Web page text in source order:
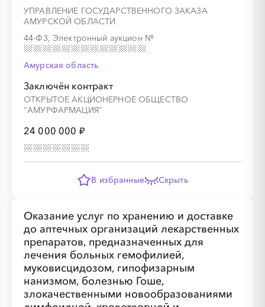
УПРАВЛЕНИЕ ГОСУДАРСТВЕННОГО ЗАКАЗА
АМУРСКОЙ ОБЛАСТИ
44-ФЗ, Электронный аукцион №
Амурская область
Заключён контракт
ОТКРЫТОЕ АКЦИОНЕРНОЕ ОБЩЕСТВО
"АМУРФАРМАЦИЯ"
24 000 000 ₽
В избранные Скрыть
Оказание услуг по хранению и доставке
до аптечных организаций лекарственных
препаратов, предназначенных для
лечения больных гемофилией,
муковисцидозом, гипофизарным
нанизмом, болезнью Гоше,
злокачественными новообразованиями